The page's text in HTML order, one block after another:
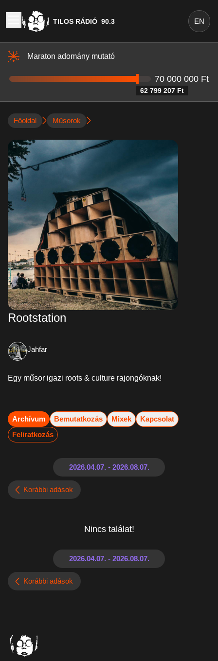
TILOS RÁDIÓ 90.3 EN
Maraton adomány mutató
62 799 207 Ft
70 000 000 Ft
Főoldal Műsorok
Rootstation
Jahfar
Egy műsor igazi roots & culture rajongóknak!
Archívum Bemutatkozás Mixek
Kapcsolat
Feliratkozás
Korábbi adások
Nincs találat!
Korábbi adások